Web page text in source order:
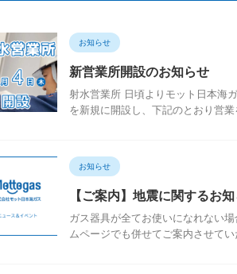
お知らせ
新営業所開設のお知らせ
射水営業所 日頃よりモット日本海
を新規に開設し、下記のとおり営
お知らせ
【ご案内】地震に関するお
ガス器具が全てお使いになれない
ムページでも併せてご案内させて